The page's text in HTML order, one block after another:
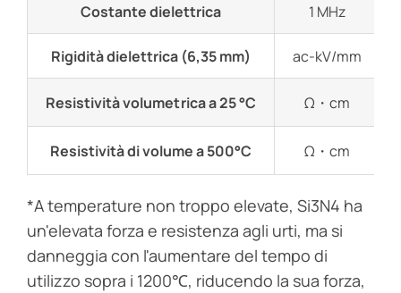
Costante dielettrica 1 MHz
Rigidità dielettrica (6,35 mm) ac-kV/mm
Resistività volumetrica a 25 °C Ω・cm
Resistività di volume a 500°C Ω・cm
*A temperature non troppo elevate, Si3N4 ha
un'elevata forza e resistenza agli urti, ma si
danneggia con l'aumentare del tempo di
utilizzo sopra i 1200℃, riducendo la sua forza,